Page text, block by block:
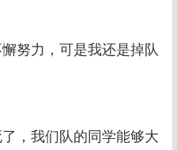
努力，可是我还是掉队
，我们队的同学能够大